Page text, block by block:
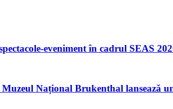
eveniment în cadrul SEAS
Național Brukenthal lansează